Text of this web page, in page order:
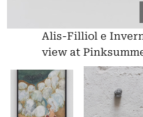
Alis-Filliol e
view at